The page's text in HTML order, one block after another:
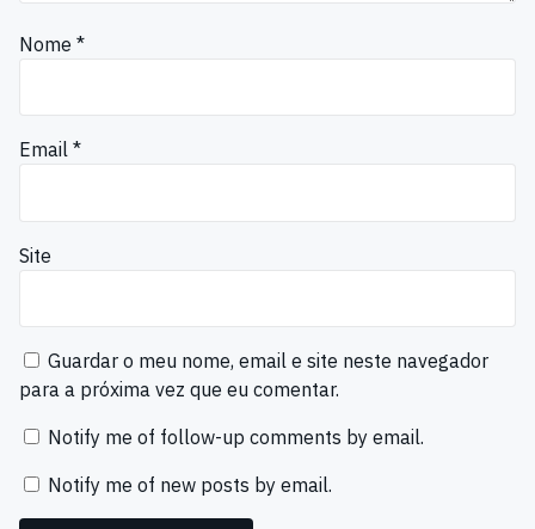
Nome *
Email *
Site
Guardar o meu nome, email e site neste navegador
para a próxima vez que eu comentar.
Notify me of follow-up comments by email.
Notify me of new posts by email.